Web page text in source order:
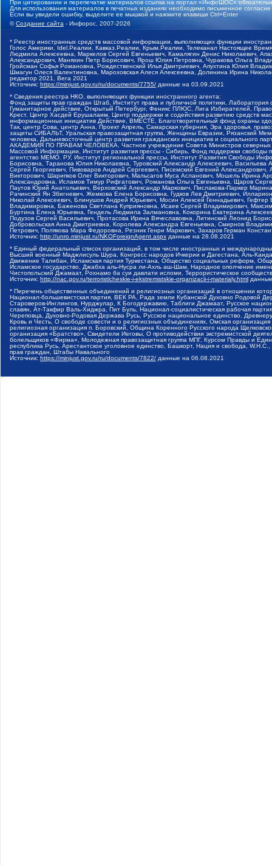
При цитировании и перепечатке материалов ссылка на портал «ИнфоШОС»
Для использования материалов в печатных изданиях необходимо письменное
Если вы увидели ошибку, выделите ее мышкой и нажмите клавиши Ctrl+Enter
©Создание сайта - Инфорос, 2007-2026
* Реестр иностранных средств массовой информации, выполняющих функции
Голос Америки, Idel.Реалии, Кавказ.Реалии, Крым.Реалии, Телеканал Настоящее
Людмила Алексеевна, Маркелов Сергей Евгеньевич, Камалягин Денис Николаевич,
Александрович, Маняхин Петр Борисович, Ярош Юлия Петровна, Чуракова Ольга
Гройсман Софья Романовна, Рождественский Илья Дмитриевич, Апухтина Юлия
Шмагун Олеся Валентиновна, Мароховская Алеся Алексеевна, Долинина Ирина
редактор 2021, Вега 2021
Источник: https://minjust.gov.ru/ru/documents/7755/ данные на 03.09.2021
* Сведения реестра НКО, выполняющих функции иностранного агента:
Фонд защиты прав граждан Штаб, Институт права и публичной политики,
Гуманитарное действие, Открытый Петербург, Феникс ПЛЮС, Лига Избирателей,
Крест, Центр Хасдей Ерушалаим, Центр поддержки и содействия развитию средств
информационных инициатив Действие, ВМЕСТЕ, Благотворительный фонд охраны
Так, центр Сова, центр Анна, Проект Апрель, Самарская губерния, Эра здоровья,
защиты СИБАЛЬТ, Уральская правозащитная группа, Женщины Евразии, Рязанский
человека, Дальневосточный центр развития гражданских инициатив и социального
АКАДЕМИЯ ПО ПРАВАМ ЧЕЛОВЕКА, Частное учреждение Совета Министров северных
Массовой Информации, Институт развития прессы - Сибирь, Фонд поддержки
агентство МЕМО. РУ, Институт региональной прессы, Институт Развития Свободы
Борисовна, Таранова Юлия Николаевна, Туровский Александр Алексеевич,
Сергей Георгиевич, Пивоваров Андрей Сергеевич, Писемский Евгений
Викторович, Шарипков Олег Викторович, Мальсагов Муса Асланович, Мошель Ирина
Александровна, Исламов Тимур Рифгатович, Романова Ольга Евгеньевна, Щаров
Паутов Юрий Анатольевич, Верховский Александр Маркович, Пислакова-Паркер
Рачинский Ян Збигневич, Жемкова Елена Борисовна, Гудков Лев Дмитриевич,
Николай Алексеевич, Блинушов Андрей Юрьевич, Мосин Алексей Геннадьевич,
Владимировна, Баженова Светлана Куприяновна, Исаев Сергей Владимирович,
Буртина Елена Юрьевна, Гендель Людмила Залмановна, Кокорина Екатерина
Подузов Сергей Васильевич, Протасова Ирина Вячеславовна, Литинский Леонид
Добровольская Анна Дмитриевна, Королева Александра Евгеньевна, Смирнов
Петрович, Полякова Мара Федоровна, Резник Генри Маркович, Захаров Герман
Источник: http://unro.minjust.ru/NKOForeignAgent.aspx данные на 28.08.2021
* Единый федеральный список организаций, в том числе иностранных и
Высший военный Маджлисуль Шура, Конгресс народов Ичкерии и Дагестана, Аль-
Движение Талибан, Исламская партия Туркестана, Общество социальных реформ,
Исламское государство, Джабха аль-Нусра ли-Ахль аш-Шам, Народное ополчение
Чистопольский Джамаат, Рохнамо ба суи давлати исломи, Террористическое
Источник: http://nac.gov.ru/terroristicheskie-i-ekstremistskie-organizacii-i-materialy.html
* Перечень общественных объединений и религиозных организаций в отношении
Национал-большевистская партия, ВЕК РА, Рада земли Кубанской Духовно Родовой
Староверов-Инглингов, Нурджулар, К Богодержавию, Таблиги Джамаат, Русское
славян, Ат-Такфир Валь-Хиджра, Пит Буль, Национал-социалистическая рабочая
Череповца, Духовно-Родовая Держава Русь, Русское национальное единство,
Кровь и Честь, О свободе совести и о религиозных объединениях, Омская
религиозная организация п. Боровский, Община Коренного Русского народа
организация «Братство», Свидетели Иеговы, О противодействии экстремистской
болельщиков «Фирма», Молодежная правозащитная группа МПГ, Курсом Правды и
республика Русь, Арестантское уголовное единство, Башкорт, Нация и свобода,
прав граждан, Штабы Навального
Источник: https://minjust.gov.ru/ru/documents/7822/ данные на 06.08.2021